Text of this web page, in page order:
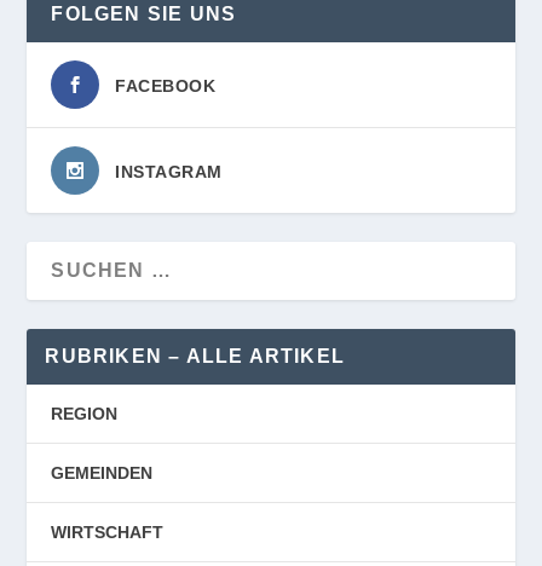
FOLGEN SIE UNS
FACEBOOK
INSTAGRAM
RUBRIKEN – ALLE ARTIKEL
REGION
GEMEINDEN
WIRTSCHAFT